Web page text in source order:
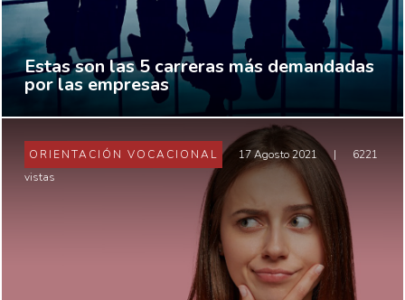
Estas son las 5 carreras más demandadas
por las empresas
ORIENTACIÓN VOCACIONAL 17 Agosto 2021 |
6221
vistas